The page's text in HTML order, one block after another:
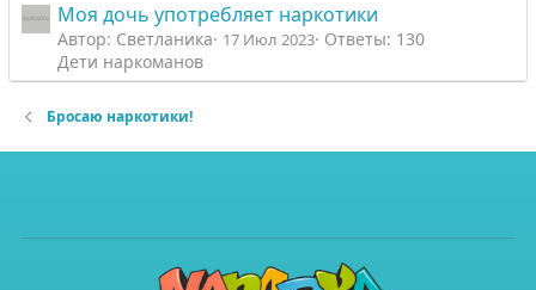
Моя дочь употребляет наркотики
Автор: Светланика 17 Июл 2023 Ответы: 130
Дети наркоманов
Бросаю наркотики!